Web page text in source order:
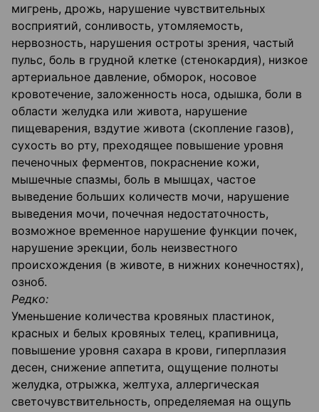
мигрень, дрожь, нарушение чувствительных
восприятий, сонливость, утомляемость,
нервозность, нарушения остроты зрения, частый
пульс, боль в грудной клетке (стенокардия), низкое
артериальное давление, обморок, носовое
кровотечение, заложенность носа, одышка, боли в
области желудка или живота, нарушение
пищеварения, вздутие живота (скопление газов),
сухость во рту, преходящее повышение уровня
печеночных ферментов, покраснение кожи,
мышечные спазмы, боль в мышцах, частое
выведение больших количеств мочи, нарушение
выведения мочи, почечная недостаточность,
возможное временное нарушение функции почек,
нарушение эрекции, боль неизвестного
происхождения (в животе, в нижних конечностях),
озноб.
Редко:
Уменьшение количества кровяных пластинок,
красных и белых кровяных телец, крапивница,
повышение уровня сахара в крови, гиперплазия
десен, снижение аппетита, ощущение полноты
желудка, отрыжка, желтуха, аллергическая
светочувствительность, определяемая на ощупь